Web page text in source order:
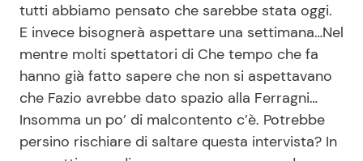
tutti abbiamo pensato che sarebbe stata oggi.
E invece bisognerà aspettare una settimana…Nel
mentre molti spettatori di Che tempo che fa
hanno già fatto sapere che non si aspettavano
che Fazio avrebbe dato spazio alla Ferragni…
Insomma un po’ di malcontento c’è. Potrebbe
persino rischiare di saltare questa intervista? In